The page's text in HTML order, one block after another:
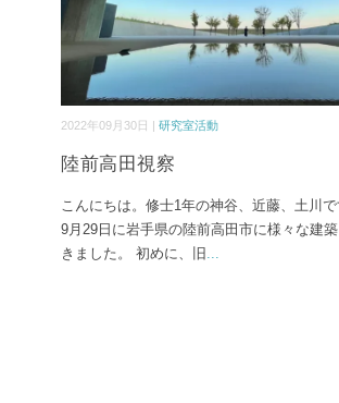
2022年09月30日 | 研究室活動
陸前高田視察
こんにちは。修士1年の神谷、近藤、土川
9月29日に岩手県の陸前高田市に様々な建
きました。 初めに、旧 ...